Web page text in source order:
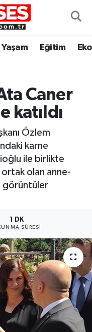
Yaşam Eğitim
Caner
katıldı
Özlem
karne
ile birlikte
ortak olan anne-
görüntüler
1 DK
SÜRESI